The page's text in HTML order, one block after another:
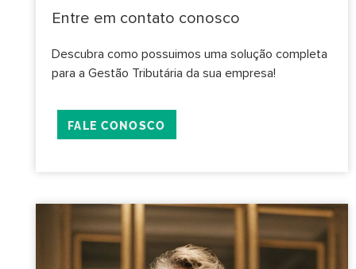
Entre em contato conosco
Descubra como possuimos uma solução completa
para a Gestão Tributária da sua empresa!
FALE CONOSCO